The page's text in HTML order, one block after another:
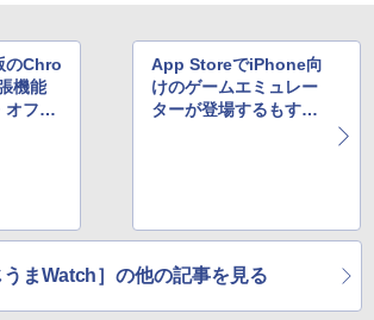
のChro
機能
オフす
App StoreでiPhone向
けのゲームエミュレー
ターが登場するもすぐ
うまWatch］の他の記事を見る